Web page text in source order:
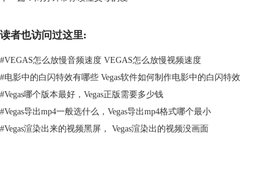
图片的选取上小编选择的是一些比较暖色调的清新女生图片、头像，下载
读者也访问过这里:
#VEGAS怎么放慢音频速度 VEGAS怎么放慢视频速度
#电影中的白闪特效有哪些 Vegas软件如何制作电影中的白闪特效
#Vegas哪个版本最好，Vegas正版需要多少钱
#Vegas导出mp4一般选什么，Vegas导出mp4格式哪个最小
#Vegas渲染出来的视频黑屏， Vegas渲染出的视频没画面